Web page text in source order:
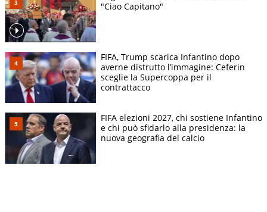
"Ciao Capitano"
FIFA, Trump scarica Infantino dopo
averne distrutto l’immagine: Ceferin
sceglie la Supercoppa per il
contrattacco
FIFA elezioni 2027, chi sostiene Infantino
e chi può sfidarlo alla presidenza: la
nuova geografia del calcio